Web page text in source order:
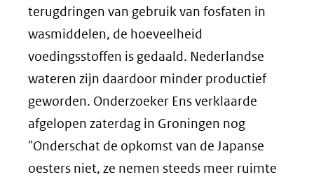
terugdringen van gebruik van fosfaten in
wasmiddelen, de hoeveelheid
voedingsstoffen is gedaald. Nederlandse
wateren zijn daardoor minder productief
geworden. Onderzoeker Ens verklaarde
afgelopen zaterdag in Groningen nog
"Onderschat de opkomst van de Japanse
oesters niet, ze nemen steeds meer ruimte